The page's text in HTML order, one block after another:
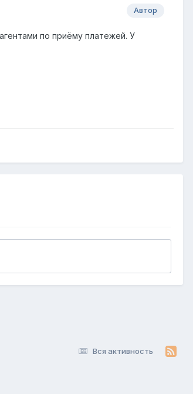
Автор
по приёму платежей. У
Вся активность